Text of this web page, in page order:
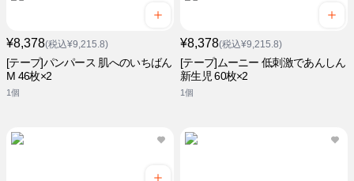
¥8,378(税込¥9,215.8)
[テープ]パンパース 肌へのいちばん
M 46枚×2
1個
¥8,378(税込¥9,215.8)
[テープ]ムーニー 低刺激であんしん
新生児 60枚×2
1個